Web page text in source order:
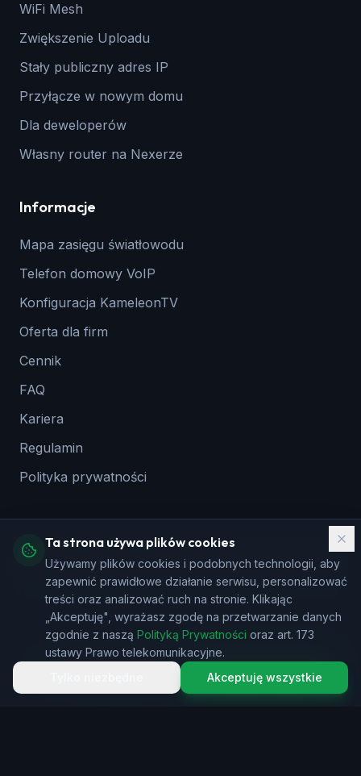
WiFi Mesh
Zwiększenie Uploadu
Stały publiczny adres IP
Przyłącze w nowym domu
Dla deweloperów
Własny router na Nexerze
Informacje
Mapa zasięgu światłowodu
Telefon domowy VoIP
Konfiguracja KameleonTV
Oferta dla firm
Cennik
FAQ
Kariera
Regulamin
Polityka prywatności
2026cronel.net - Wszystkie prawa zastrzeżone.
Zamów kontakt
Ta strona używa plików cookies
Używamy plików cookies i podobnych technologii, aby
zapewnić prawidłowe działanie serwisu, personalizować
treści oraz analizować ruch na stronie. Klikając
„Akceptuję", wyrażasz zgodę na przetwarzanie danych
zgodnie z naszą Polityką Prywatności oraz art. 173
ustawy Prawo telekomunikacyjne.
Akceptuję wszystkie